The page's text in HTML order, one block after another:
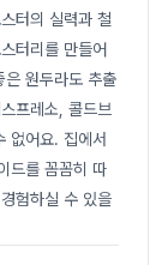
터의 실력과 철
터리를 만들어
원두라도 추출
프레소, 콜드브
없어요. 집에서
드를 꼼꼼히 따
험하실 수 있을